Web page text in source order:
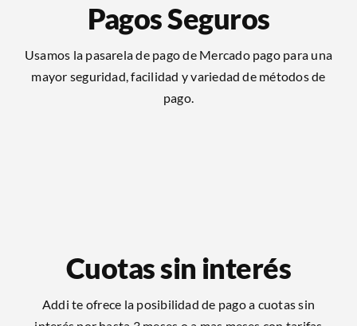
Pagos Seguros
Usamos la pasarela de pago de Mercado pago para una
mayor seguridad, facilidad y variedad de métodos de
pago.
Cuotas sin interés
Addi te ofrece la posibilidad de pago a cuotas sin